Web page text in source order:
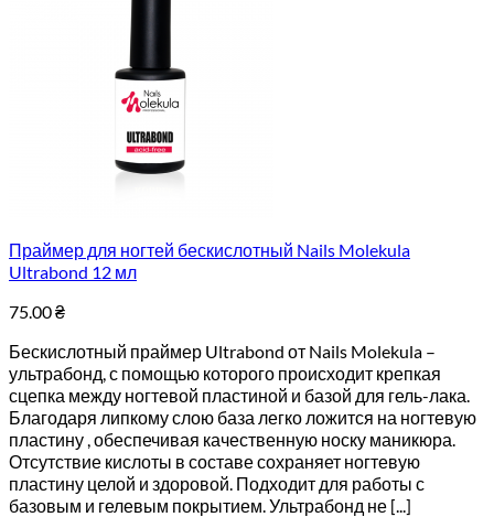
Праймер для ногтей бескислотный Nails Molekula
Ultrabond 12 мл
75.00₴
Бескислотный праймер Ultrabond от Nails Molekula –
ультрабонд, с помощью которого происходит крепкая
сцепка между ногтевой пластиной и базой для гель-лака.
Благодаря липкому слою база легко ложится на ногтевую
пластину , обеспечивая качественную носку маникюра.
Отсутствие кислоты в составе сохраняет ногтевую
пластину целой и здоровой. Подходит для работы с
базовым и гелевым покрытием. Ультрабонд не [...]